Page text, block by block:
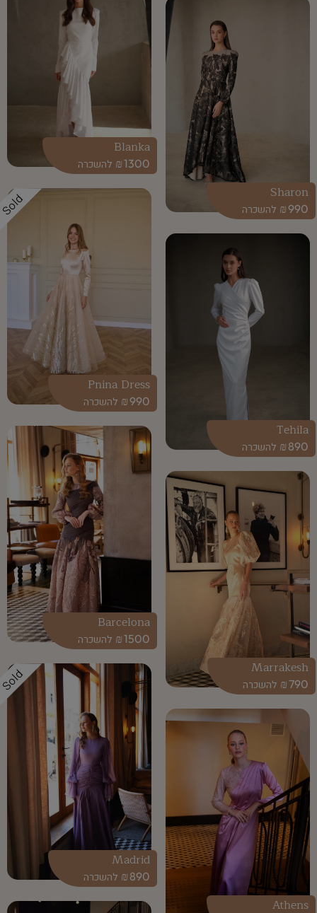
990
₪
Sharon
1300
₪
Blanka
890
₪
Tehila
Sold
990
₪
Pnina Dress
790
₪
Marrakesh
1500
₪
Barcelona
Athens
Sold
890
₪
Madrid